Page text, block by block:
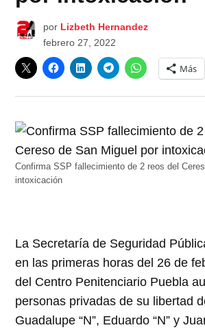
por Lizbeth Hernandez
febrero 27, 2022
Más
Confirma SSP fallecimiento de 2 reos del
intoxicación
La Secretaría de Seguridad
en las primeras horas del 26 de
del Centro Penitenciario Puebla
personas privadas de su libertad
Guadalupe “N”, Eduardo “N” y